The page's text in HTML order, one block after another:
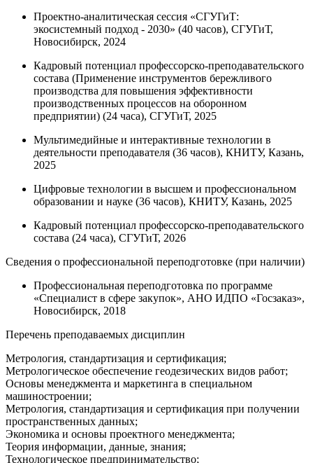
Проектно-аналитическая сессия «СГУГиТ:
экосистемный подход - 2030» (40 часов), СГУГиТ,
Новосибирск, 2024
Кадровый потенциал профессорско-преподавательского
состава (Применение инструментов бережливого
производства для повышения эффективности
производственных процессов на оборонном
предприятии) (24 часа), СГУГиТ, 2025
Мультимедийные и интерактивные технологии в
деятельности преподавателя (36 часов), КНИТУ, Казань,
2025
Цифровые технологии в высшем и профессиональном
образовании и науке (36 часов), КНИТУ, Казань, 2025
Кадровый потенциал профессорско-преподавательского
состава (24 часа), СГУГиТ, 2026
Сведения о профессиональной переподготовке (при наличии)
Профессиональная переподготовка по программе
«Специалист в сфере закупок», АНО ИДПО «Госзаказ»,
Новосибирск, 2018
Перечень преподаваемых дисциплин
Метрология, стандартизация и сертификация;
Метрологическое обеспечение геодезических видов работ;
Основы менеджмента и маркетинга в специальном
машиностроении;
Метрология, стандартизация и сертификация при получении
пространственных данных;
Экономика и основы проектного менеджмента;
Теория информации, данные, знания;
Технологическое предпринимательство;